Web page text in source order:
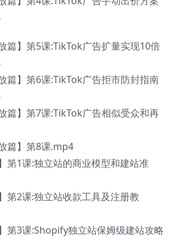
篇】第5课:TikTok广告扩量实现10倍
篇】第6课:TikTok广告拒市防封指南
篇】第7课:TikTok广告相似受众和再
篇】第8课.mp4
第1课:独立站的商业模型和建站准
第2课:独立站收款工具及注册教
第3课:Shopify独立站保姆级建站攻略